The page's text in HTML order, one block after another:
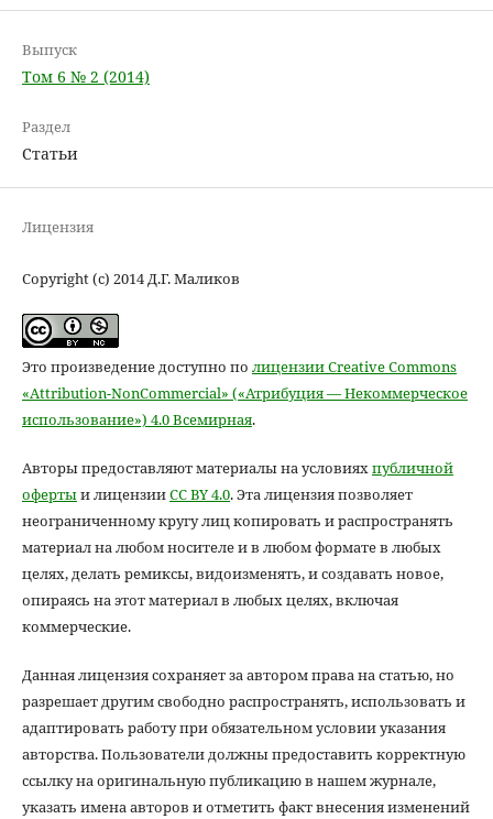
Выпуск
Том 6 № 2 (2014)
Раздел
Статьи
Лицензия
Copyright (c) 2014 Д.Г. Маликов
Это произведение доступно по лицензии Creative Commons
«Attribution-NonCommercial» («Атрибуция — Некоммерческое
использование») 4.0 Всемирная.
Авторы предоставляют материалы на условияхпубличной
офертыи лицензииCC BY 4.0. Эта лицензия позволяет
неограниченному кругу лиц копировать и распространять
материал на любом носителе и в любом формате в любых
целях, делать ремиксы, видоизменять, и создавать новое,
опираясь на этот материал в любых целях, включая
коммерческие.
Данная лицензия сохраняет за автором права на статью, но
разрешает другим свободно распространять, использовать и
адаптировать работу при обязательном условии указания
авторства. Пользователи должны предоставить корректную
ссылку на оригинальную публикацию в нашем журнале,
указать имена авторов и отметить факт внесения изменений